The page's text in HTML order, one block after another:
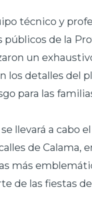
técnico y
públicos de la
un
los detalles del
para las
llevará a cabo
de Calama,
más
de las fiestas